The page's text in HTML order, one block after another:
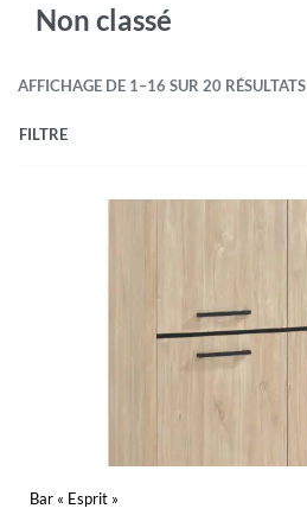
Non classé
AFFICHAGE DE 1–16 SUR 20 RÉSULTATS
FILTRE
Bar « Esprit »